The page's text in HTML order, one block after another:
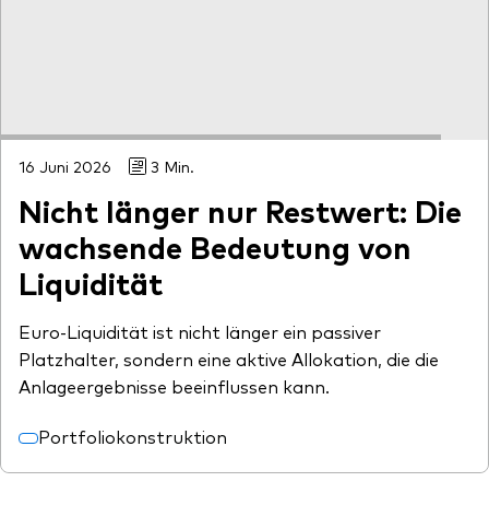
16 Juni 2026 3 Min.
Nicht länger nur Restwert: Die
wachsende Bedeutung von
Liquidität
Euro-Liquidität ist nicht länger ein passiver
Platzhalter, sondern eine aktive Allokation, die die
Anlageergebnisse beeinflussen kann.
Portfoliokonstruktion